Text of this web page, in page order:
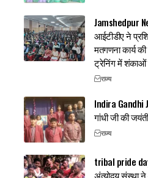
Jamshedpur
आईटीडीए ने
मतगणना कार्य
ट्रेनिंग में शंकाओं
राज्य
Indira Gandhi
गांधी जी की
राज्य
tribal pride
अंत्योदय संस्था ने